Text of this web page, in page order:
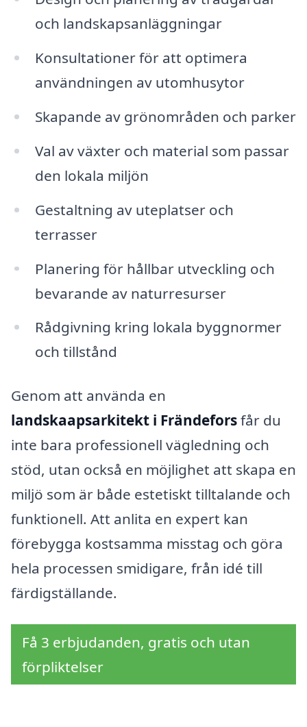
och landskapsanläggningar
Konsultationer för att optimera
användningen av utomhusytor
Skapande av grönområden och parker
Val av växter och material som passar
den lokala miljön
Gestaltning av uteplatser och
terrasser
Planering för hållbar utveckling och
bevarande av naturresurser
Rådgivning kring lokala byggnormer
och tillstånd
Genom att använda en
landskaapsarkitekt i Frändeforsfår du
inte bara professionell vägledning och
stöd, utan också en möjlighet att skapa en
miljö som är både estetiskt tilltalande och
funktionell. Att anlita en expert kan
förebygga kostsamma misstag och göra
hela processen smidigare, från idé till
färdigställande.
Få 3 erbjudanden, gratis och utan
förpliktelser